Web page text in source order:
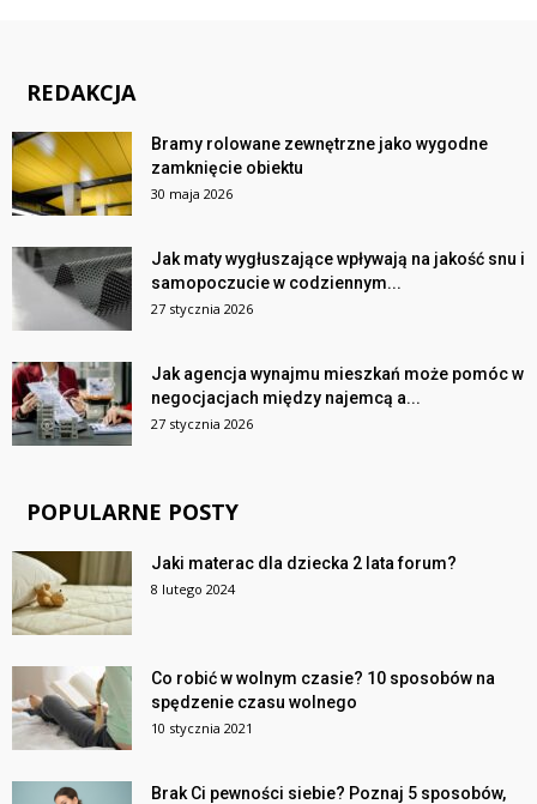
REDAKCJA
Bramy rolowane zewnętrzne jako wygodne
zamknięcie obiektu
30 maja 2026
Jak maty wygłuszające wpływają na jakość snu i
samopoczucie w codziennym...
27 stycznia 2026
Jak agencja wynajmu mieszkań może pomóc w
negocjacjach między najemcą a...
27 stycznia 2026
POPULARNE POSTY
Jaki materac dla dziecka 2 lata forum?
8 lutego 2024
Co robić w wolnym czasie? 10 sposobów na
spędzenie czasu wolnego
10 stycznia 2021
Brak Ci pewności siebie? Poznaj 5 sposobów,